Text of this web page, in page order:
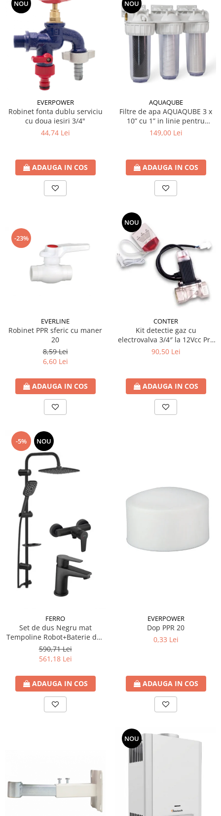
NOU
EVERPOWER
Robinet fonta dublu serviciu
cu doua iesiri 3/4"
44,74 Lei
ADAUGA IN COS
NOU
AQUAQUBE
Filtre de apa AQUAQUBE 3 x
10” cu 1” in linie pentru
filtrare mecanica cu 3 cartuse
149,00 Lei
ADAUGA IN COS
-23%
EVERLINE
Robinet PPR sferic cu maner
20
8,59 Lei
6,60 Lei
ADAUGA IN COS
NOU
CONTER
Kit detectie gaz cu
electrovalva 3/4″ la 12Vcc Pro
Detect
90,50 Lei
ADAUGA IN COS
-5% NOU
FERRO
Set de dus Negru mat
Tempoline Robot+Baterie dus
Ferro BTR7BL+Baterie lavoar
BTR2BL
590,71 Lei
561,18 Lei
ADAUGA IN COS
EVERPOWER
Dop PPR 20
0,33 Lei
ADAUGA IN COS
NOU